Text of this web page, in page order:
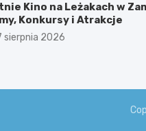
Kino na Leżakach w
Konkursy i Atrakcje
sierpnia 2026